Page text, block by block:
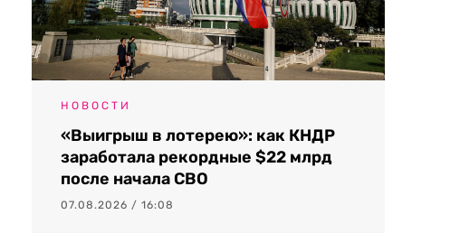
НОВОСТИ
«Выигрыш в лотерею»: как КНДР
заработала рекордные $22 млрд
после начала СВО
07.08.2026 / 16:08